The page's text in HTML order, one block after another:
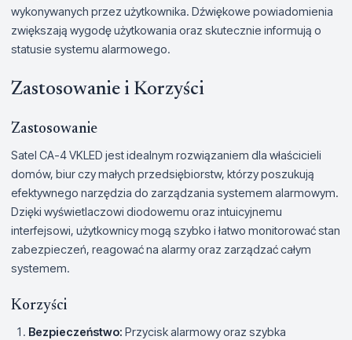
wykonywanych przez użytkownika. Dźwiękowe powiadomienia
zwiększają wygodę użytkowania oraz skutecznie informują o
statusie systemu alarmowego.
Zastosowanie i Korzyści
Zastosowanie
Satel CA-4 VKLED jest idealnym rozwiązaniem dla właścicieli
domów, biur czy małych przedsiębiorstw, którzy poszukują
efektywnego narzędzia do zarządzania systemem alarmowym.
Dzięki wyświetlaczowi diodowemu oraz intuicyjnemu
interfejsowi, użytkownicy mogą szybko i łatwo monitorować stan
zabezpieczeń, reagować na alarmy oraz zarządzać całym
systemem.
Korzyści
Bezpieczeństwo: Przycisk alarmowy oraz szybka